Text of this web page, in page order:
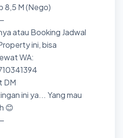
8,5 M (Nego)
atau Booking Jadwal
ini, bisa
WA:
DM
ini ya... Yang mau
😊